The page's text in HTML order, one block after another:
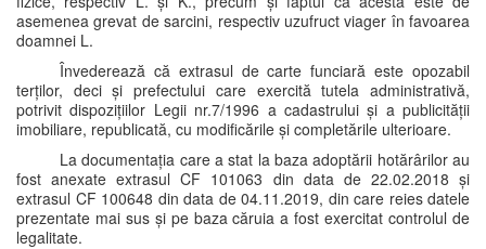
asemenea grevat de sarcini, respectiv uzufruct viager în favoarea
doamnei L.
Învederează că extrasul de carte funciară este opozabil
terților, deci și prefectului care exercită tutela administrativă,
potrivit dispozițiilor Legii nr.7/1996 a cadastrului și a publicității
imobiliare, republicată, cu modificările și completările ulterioare.
La documentația care a stat la baza adoptării hotărârilor au
fost anexate extrasul CF 101063 din data de 22.02.2018 și
extrasul CF 100648 din data de 04.11.2019, din care reies datele
prezentate mai sus și pe baza căruia a fost exercitat controlul de
legalitate.